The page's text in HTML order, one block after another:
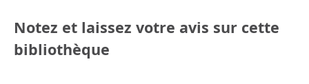
Notez et laissez votre avis sur cette
bibliothèque